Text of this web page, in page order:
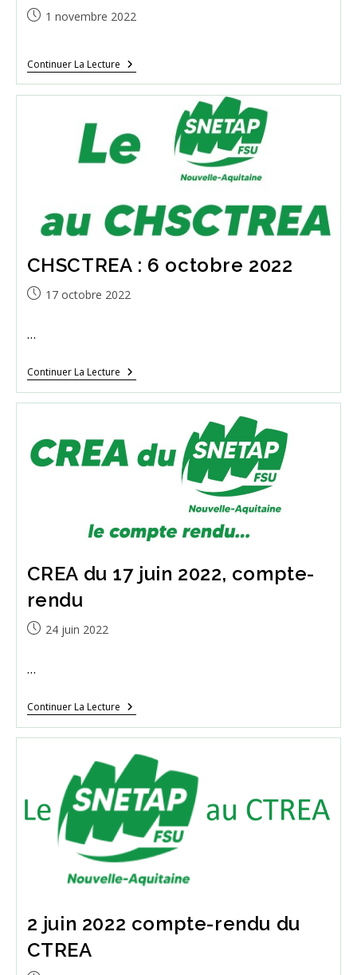
Publication
1 novembre 2022
Continuer La Lecture22
Septembre
2022
Rendu
CHSCTREA : 6 octobre 2022
Publication
17 octobre 2022
…
Continuer La LectureCHSCTREA
:
6
CREA du 17 juin 2022, compte-
rendu
Publication
24 juin 2022
…
Continuer La LectureCREA
Du
17
2022,
Compte-
Rendu
2 juin 2022 compte-rendu du
CTREA